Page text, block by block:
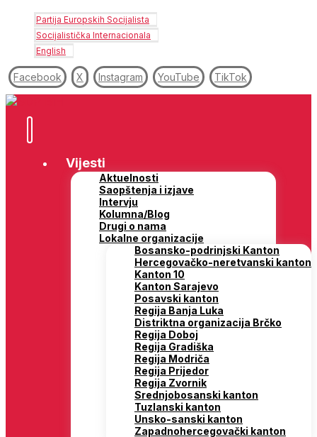
Partija Europskih Socijalista
Socijalistička Internacionala
English
Facebook X Instagram YouTube TikTok
Vijesti
Aktuelnosti
Saopštenja i izjave
Intervju
Kolumna/Blog
Drugi o nama
Lokalne organizacije
Bosansko-podrinjski Kanton
Hercegovačko-neretvanski kanton
Kanton 10
Kanton Sarajevo
Posavski kanton
Regija Banja Luka
Distriktna organizacija Brčko
Regija Doboj
Regija Gradiška
Regija Modriča
Regija Prijedor
Regija Zvornik
Srednjobosanski kanton
Tuzlanski kanton
Unsko-sanski kanton
Zapadnohercegovački kanton